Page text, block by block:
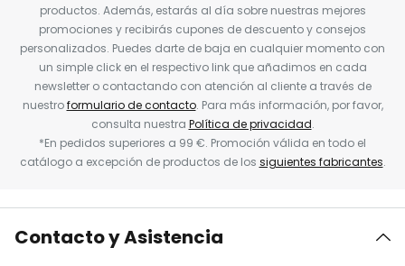
productos. Además, estarás al día sobre nuestras mejores
promociones y recibirás cupones de descuento y consejos
personalizados. Puedes darte de baja en cualquier momento con
un simple click en el respectivo link que añadimos en cada
newsletter o contactando con atención al cliente a través de
nuestroformulario de contacto. Para más información, por favor,
consulta nuestra Política de privacidad.
*En pedidos superiores a 99 €. Promoción válida en todo el
catálogo a excepción de productos de los siguientes fabricantes.
Contacto y Asistencia